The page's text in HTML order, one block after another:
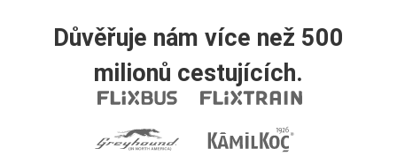
Důvěřuje nám více než 500
milionů cestujících.